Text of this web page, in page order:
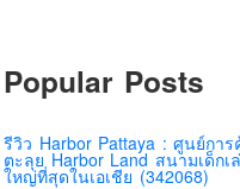
Popular Posts
รีวิว Harbor Pattaya : ศูนย์กา
ตะลุย Harbor Land สนามเด็กเ
ใหญ่ที่สุดในเอเชีย (342068)